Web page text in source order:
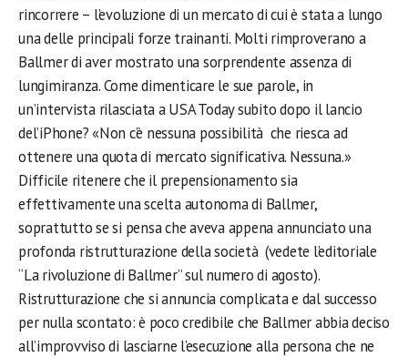
rincorrere – l’evoluzione di un mercato di cui è stata a lungo
una delle principali forze trainanti. Molti rimproverano a
Ballmer di aver mostrato una sorprendente assenza di
lungimiranza. Come dimenticare le sue parole, in
un’intervista rilasciata a USA Today subito dopo il lancio
del’iPhone? «Non c’è nessuna possibilità che riesca ad
ottenere una quota di mercato significativa. Nessuna.»
Difficile ritenere che il prepensionamento sia
effettivamente una scelta autonoma di Ballmer,
soprattutto se si pensa che aveva appena annunciato una
profonda ristrutturazione della società (vedete l’editoriale
“La rivoluzione di Ballmer” sul numero di agosto).
Ristrutturazione che si annuncia complicata e dal successo
per nulla scontato: è poco credibile che Ballmer abbia deciso
all’improvviso di lasciarne l’esecuzione alla persona che ne